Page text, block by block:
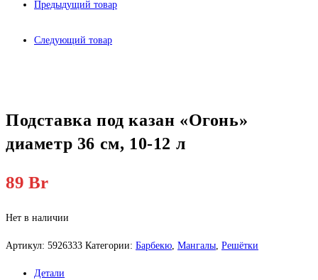
Предыдущий товар
Следующий товар
Подставка под казан «Огонь»
диаметр 36 см, 10-12 л
89 Br
Нет в наличии
Артикул: 5926333 Категории: Барбекю, Мангалы, Решётки
Детали